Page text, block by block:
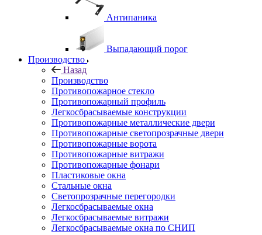
Антипаника
Выпадающий порог
Производство
Назад
Производство
Противопожарное стекло
Противопожарный профиль
Легкосбрасываемые конструкции
Противопожарные металлические двери
Противопожарные светопрозрачные двери
Противопожарные ворота
Противопожарные витражи
Противопожарные фонари
Пластиковые окна
Стальные окна
Светопрозрачные перегородки
Легкосбрасываемые окна
Легкосбрасываемые витражи
Легкосбрасываемые окна по СНИП